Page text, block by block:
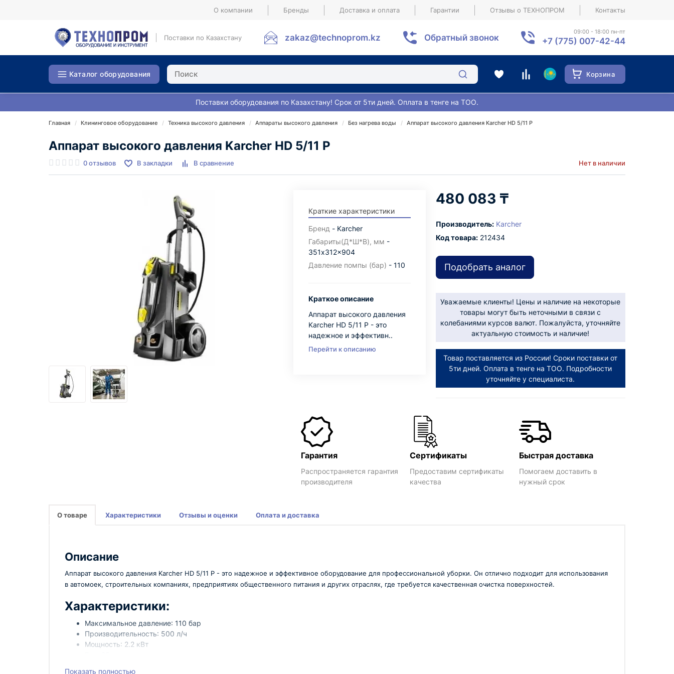
О компании Бренды Доставка и оплата Гарантии Отзывы о ТЕХНОПРОМ Контакты
Поставки по Казахстану zakaz@technoprom.kz Обратный звонок
09:00 - 18:00 пн-пт
+7 (775) 007-42-44
Каталог оборудования Корзина
Поставки оборудования по Казахстану! Срок от 5ти дней. Оплата в тенге на ТОО.
Главная Клининговое оборудование Техника высокого давления Аппараты высокого давления Без нагрева воды Аппарат высокого давления Karcher HD 5/11 P
Аппарат высокого давления Karcher HD 5/11 P
0 отзывов В закладки В сравнение Нет в наличии
Краткие характеристики
Бренд - Karcher
Габариты(Д*Ш*В), мм -
351x312x904
Давление помпы (бар) - 110
Краткое описание
Аппарат высокого давления
Karcher HD 5/11 P - это
надежное и эффективн..
Перейти к описанию
480 083 ₸
Производитель: Karcher
Код товара:212434
Подобрать аналог
Уважаемые клиенты! Цены и наличие на некоторые
товары могут быть неточными в связи с
колебаниями курсов валют. Пожалуйста, уточняйте
актуальную стоимость и наличие!
Товар поставляется из России! Сроки поставки от
5ти дней. Оплата в тенге на ТОО. Подробности
уточняйте у специалиста.
Гарантия
Распространяется гарантия
производителя
Сертификаты
Предоставим сертификаты
качества
Быстрая доставка
Помогаем доставить в
нужный срок
О товаре Характеристики Отзывы и оценки Оплата и доставка
Описание
Аппарат высокого давления Karcher HD 5/11 P - это надежное и эффективное оборудование для профессиональной уборки. Он отлично подходит для использования
в автомоек, строительных компаниях, предприятиях общественного питания и других отраслях, где требуется качественная очистка поверхностей.
Характеристики:
Максимальное давление: 110 бар
Производительность: 500 л/ч
Мощность: 2.2 кВт
Аппарат высокого давления Karcher HD 5/11 P отличается компактными размерами и удобством в использовании. Он оснащен надежным двигателем,
Показать полностью